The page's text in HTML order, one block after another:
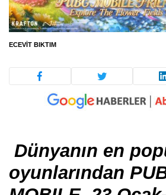
ECEVIT BIKTIM
Dünyanın en
oyunlarından